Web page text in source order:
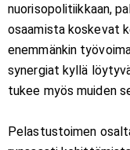
nuorisopolitiikkaan,
osaamista koskevat
enemmänkin
synergiat kyllä
tukee myös muiden
Pelastustoimen